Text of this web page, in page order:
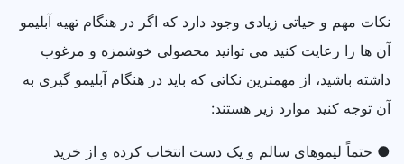
نکات مهم و حیاتی زیادی وجود دارد که اگر در هنگام تهیه آبلیمو
آن ها را رعایت کنید می‌ توانید محصولی خوشمزه و مرغوب
داشته باشید، از مهمترین نکاتی که باید در هنگام آبلیمو گیری به
آن توجه کنید موارد زیر هستند:
● حتماً لیموهای سالم و یک دست انتخاب کرده و از خرید